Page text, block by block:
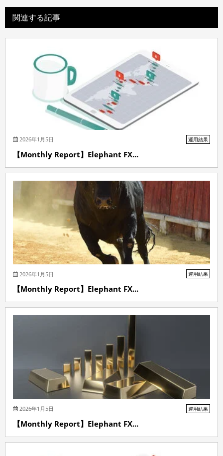
関連する記事
2026年1月5日 運用結果
【Monthly Report】Elephant FX...
2026年1月5日 運用結果
【Monthly Report】Elephant FX...
2026年1月5日 運用結果
【Monthly Report】Elephant FX...